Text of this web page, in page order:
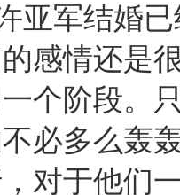
亚军结婚
感情还是
个阶段。
必多么轰
对于他们